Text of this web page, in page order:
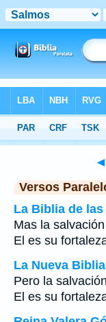
>Salmos Capítulo 37 > Verso 39
◄
Versos
La Biblia de
Mas la
El es su
La Nueva
Pero la
El es su